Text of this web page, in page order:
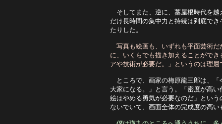
そしてまた、逆に、藁屋根時代を越
だけ長時間の集中力と持続は到底で
たりした。
写真も絵画も、いずれも平面芸術だ
に、いくらでも描き加えることがで
アや技術が必要だ。」というのは理屈
ところで、画家の梅原龍三郎は、「
大家になる。」と言う。「密度が高
絵はやめる勇気が必要なのだ」とい
ないでいて、画面全体の完成度の高